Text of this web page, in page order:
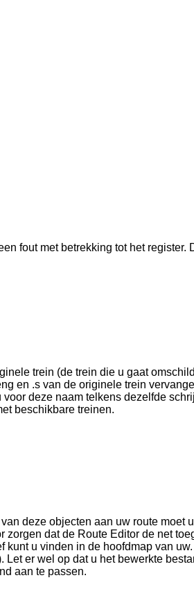
fout met betrekking tot het register.
trein (de trein die u gaat
en .s van de originele trein
deze naam telkens dezelfde
beschikbare treinen.
deze objecten aan uw route moet
dat de Route Editor de net
u vinden in de hoofdmap van
er wel op dat u het bewerkte
aan te passen.